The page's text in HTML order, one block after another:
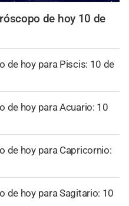
de hoy 10 de
de hoy para Piscis: 10 de
de hoy para Acuario: 10
de hoy para Capricornio:
de hoy para Sagitario: 10